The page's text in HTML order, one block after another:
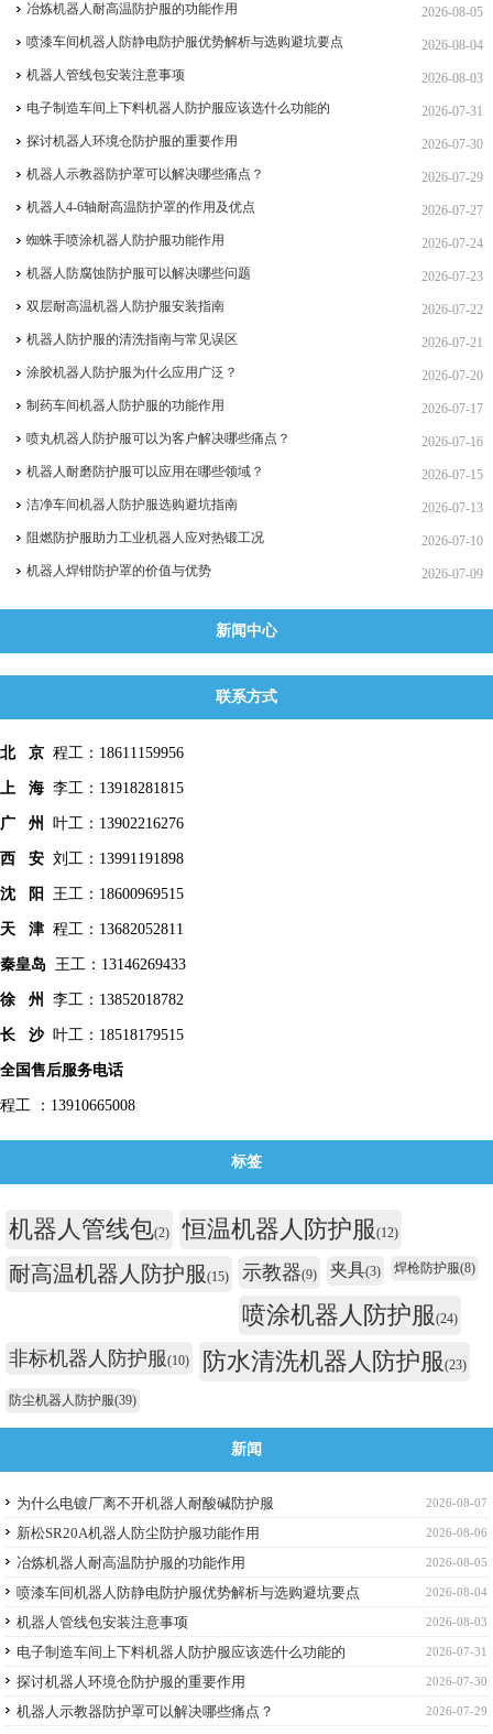
2026-08-05
冶炼机器人耐高温防护服的功能作用
2026-08-04
喷漆车间机器人防静电防护服优势解析与选购避坑要点
2026-08-03
机器人管线包安装注意事项
2026-07-31
电子制造车间上下料机器人防护服应该选什么功能的
2026-07-30
探讨机器人环境仓防护服的重要作用
2026-07-29
机器人示教器防护罩可以解决哪些痛点？
2026-07-27
机器人4-6轴耐高温防护罩的作用及优点
2026-07-24
蜘蛛手喷涂机器人防护服功能作用
2026-07-23
机器人防腐蚀防护服可以解决哪些问题
2026-07-22
双层耐高温机器人防护服安装指南
2026-07-21
机器人防护服的清洗指南与常见误区
2026-07-20
涂胶机器人防护服为什么应用广泛？
2026-07-17
制药车间机器人防护服的功能作用
2026-07-16
喷丸机器人防护服可以为客户解决哪些痛点？
2026-07-15
机器人耐磨防护服可以应用在哪些领域？
2026-07-13
洁净车间机器人防护服选购避坑指南
2026-07-10
阻燃防护服助力工业机器人应对热锻工况
2026-07-09
机器人焊钳防护罩的价值与优势
新闻中心
联系方式
北 京 程工：18611159956
上 海 李工：13918281815
广 州 叶工：13902216276
西 安 刘工：13991191898
沈 阳 王工：18600969515
天 津 程工：13682052811
秦皇岛 王工：13146269433
徐 州 李工：13852018782
长 沙叶工：18518179515
全国售后服务电话
程工 ：13910665008
标签
机器人管线包(2) 恒温机器人防护服(12)
耐高温机器人防护服(15) 示教器(9) 夹具(3) 焊枪防护服(8)
喷涂机器人防护服(24)
非标机器人防护服(10) 防水清洗机器人防护服(23)
防尘机器人防护服(39)
新闻
2026-08-07
为什么电镀厂离不开机器人耐酸碱防护服
2026-08-06
新松SR20A机器人防尘防护服功能作用
2026-08-05
冶炼机器人耐高温防护服的功能作用
2026-08-04
喷漆车间机器人防静电防护服优势解析与选购避坑要点
2026-08-03
机器人管线包安装注意事项
2026-07-31
电子制造车间上下料机器人防护服应该选什么功能的
2026-07-30
探讨机器人环境仓防护服的重要作用
2026-07-29
机器人示教器防护罩可以解决哪些痛点？